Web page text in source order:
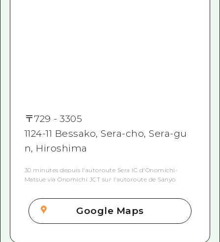
〒729 - 3305
1124-11 Bessako, Sera-cho, Sera-gu
n, Hiroshima
30 minutes depuis l'autoroute Sera IC d'Onomichi-
Matsue via Onomichi JCT sur l'autoroute de Sanyo
Google Maps